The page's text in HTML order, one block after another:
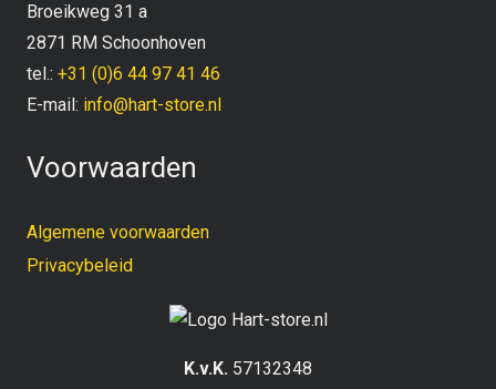
Broeikweg 31 a
2871 RM Schoonhoven
tel.: +31 (0)6 44 97 41 46
E-mail: info@hart-store.nl
Voorwaarden
Algemene voorwaarden
Privacybeleid
K.v.K. 57132348